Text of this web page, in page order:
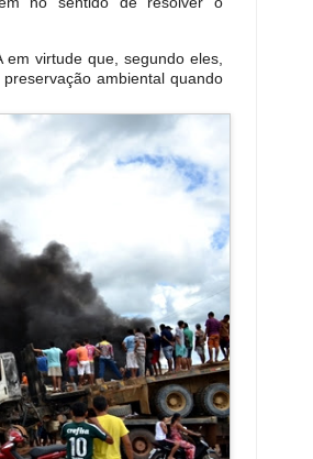
virtude que, segundo eles,
ambiental quando